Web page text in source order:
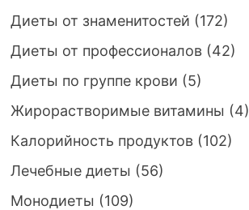
Диеты от знаменитостей (172)
Диеты от профессионалов(42)
Диеты по группе крови (5)
Жирорастворимые витамины (4)
Калорийность продуктов(102)
Лечебные диеты (56)
Монодиеты (109)